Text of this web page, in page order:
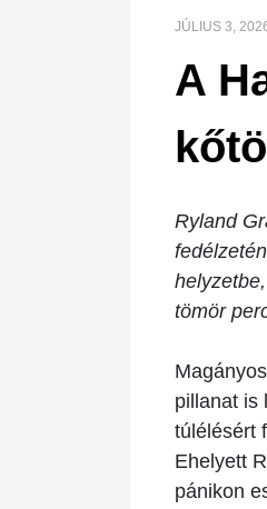
JÚLIUS 3,
A
Ryland
tömör
pillanat is
túlélésért
Ehelyett
pánikon